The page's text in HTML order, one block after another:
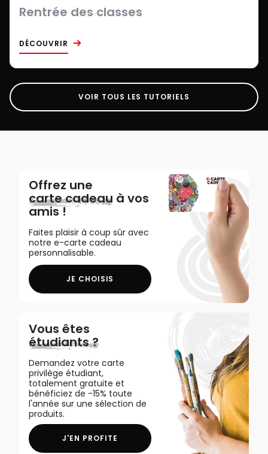
Rentrée des classes
DÉCOUVRIR
VOIR TOUS LES TUTORIELS
Offrez une
carte cadeau à vos
amis !
Faites plaisir à coup sûr avec
notre e-carte cadeau
personnalisable.
JE CHOISIS
Vous êtes
étudiants ?
Demandez votre carte
privilège étudiant,
totalement gratuite et
bénéficiez de -15% toute
l'année sur une sélection de
produits.
J'EN PROFITE